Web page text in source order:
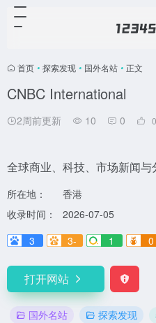
首页 • 探索发现 • 国外名站 • 正文
CNBC International
2周前更新 10 0 0
全球商业、科技、市场新闻与
所在地：
香港
收录时间：
2026-07-05
3
3- 1 0
打开网站
国外名站 探索发现